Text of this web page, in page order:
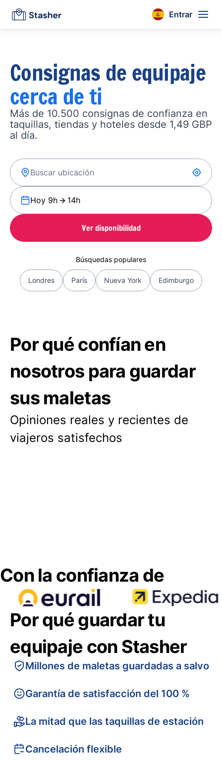
Entrar
Consignas de equipaje
cerca de ti
Más de 10.500 consignas de confianza en
taquillas, tiendas y hoteles desde 1,49 GBP
al día.
Hoy 9h 14h
Ver disponibilidad
Búsquedas populares
Londres París Nueva York Edimburgo
Por qué confían en
nosotros para guardar
sus maletas
Opiniones reales y recientes de
viajeros satisfechos
Con la confianza de
Por qué guardar tu
equipaje con Stasher
Millones de maletas guardadas a salvo
Garantía de satisfacción del 100 %
La mitad que las taquillas de estación
Cancelación flexible